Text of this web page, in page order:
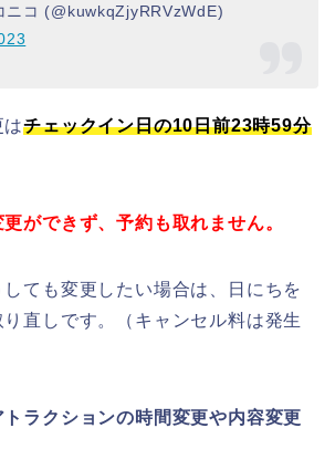
コ (@kuwkqZjyRRVzWdE)
はチェックイン日の10日前23時59分
ができず、予約も取れません。
ても変更したい場合は、日にちを
直しです。（キャンセル料は発生
トラクションの時間変更や内容変更